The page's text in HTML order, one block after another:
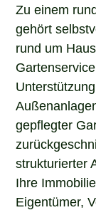
Zu einem
gehört
rund um
gepflegter
strukturierter
Ihre
Eigentümer,